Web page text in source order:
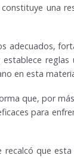
una
adecuados,
reglas
en esta
que, por
para
recalcó que